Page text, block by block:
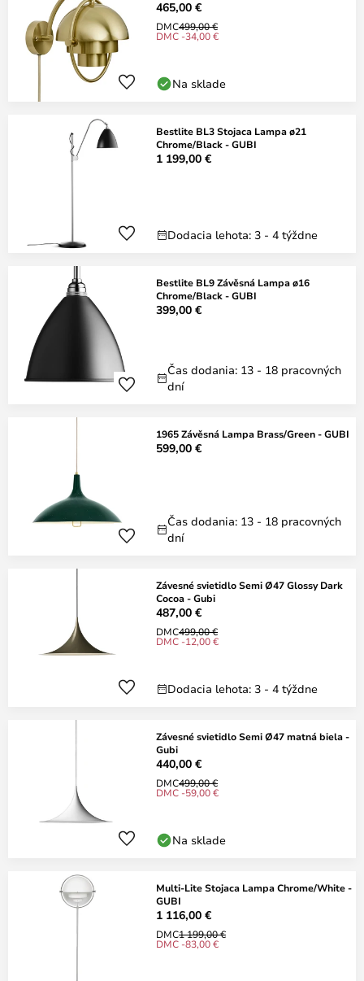
465,00 €
DMC499,00 €
DMC -34,00 €
Na sklade
Bestlite BL3 Stojaca Lampa ø21
Chrome/Black - GUBI
1 199,00 €
Dodacia lehota: 3 - 4 týždne
Bestlite BL9 Závěsná Lampa ø16
Chrome/Black - GUBI
399,00 €
Čas dodania: 13 - 18 pracovných
dní
1965 Závěsná Lampa Brass/Green - GUBI
599,00 €
Čas dodania: 13 - 18 pracovných
dní
Závesné svietidlo Semi Ø47 Glossy Dark
Cocoa - Gubi
487,00 €
DMC499,00 €
DMC -12,00 €
Dodacia lehota: 3 - 4 týždne
Závesné svietidlo Semi Ø47 matná biela -
Gubi
440,00 €
DMC499,00 €
DMC -59,00 €
Na sklade
Multi-Lite Stojaca Lampa Chrome/White -
GUBI
1 116,00 €
DMC1 199,00 €
DMC -83,00 €